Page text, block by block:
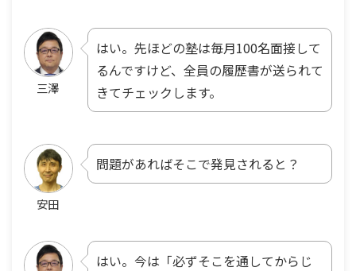
三澤
はい。先ほどの塾は毎月100名面接して
るんですけど、全員の履歴書が送られて
きてチェックします。
安田
問題があればそこで発見されると？
はい。今は「必ずそこを通してからじ